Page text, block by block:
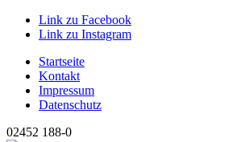
Link zu Facebook
Link zu Instagram
Startseite
Kontakt
Impressum
Datenschutz
02452 188-0